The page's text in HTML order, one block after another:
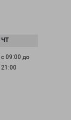
с 09:00 до
21:00